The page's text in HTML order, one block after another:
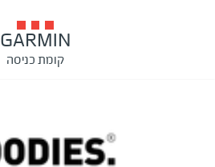
GARMIN
קומת כניסה